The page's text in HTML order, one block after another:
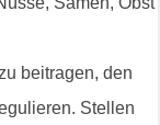
beitragen, den
Stellen